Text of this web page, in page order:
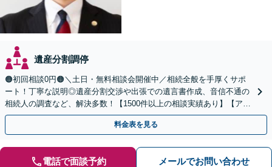
遺産分割調停
🟠初回相談0円🟠＼土日・無料相談会開催中／相続全般を手厚くサポ
ート！丁寧な説明◎遺産分割交渉や出張での遺言書作成、音信不通の
相続人の調査など、解決多数！【1500件以上の相談実績あり】【アク
セス良好】【分かりやすい料金体系】
料金表を見る
電話で面談予約 メールでお問い合わせ